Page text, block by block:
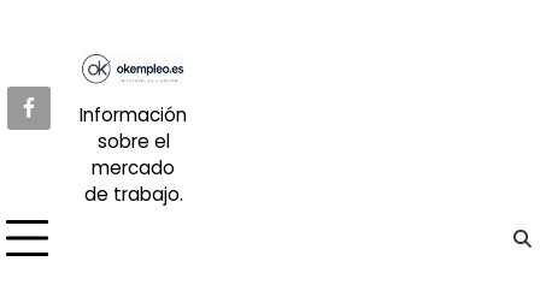
Información
sobre el
mercado
de trabajo.